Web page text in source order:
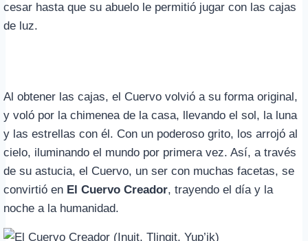
cesar hasta que su abuelo le permitió jugar con las cajas
de luz.
Al obtener las cajas, el Cuervo volvió a su forma original,
y voló por la chimenea de la casa, llevando el sol, la luna
y las estrellas con él. Con un poderoso grito, los arrojó al
cielo, iluminando el mundo por primera vez. Así, a través
de su astucia, el Cuervo, un ser con muchas facetas, se
convirtió en El Cuervo Creador, trayendo el día y la
noche a la humanidad.